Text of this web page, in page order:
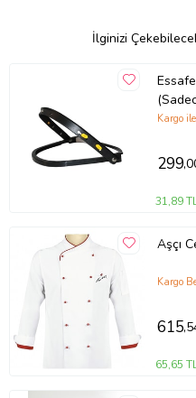
İlginizi
Kargo
299
31,89
Aşçı
Kargo
615
65,65